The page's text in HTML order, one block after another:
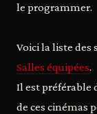
le programmer.
Voici la liste des
Salles équipées.
Il est préférable
de ces cinémas